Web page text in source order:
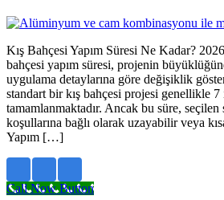
Kış Bahçesi Yapım Süresi Ne Kadar?
bahçesi yapım süresi, projenin
uygulama detaylarına göre değişiklik
standart bir kış bahçesi projesi genellikle 7
tamamlanmaktadır. Ancak bu süre,
koşullarına bağlı olarak uzayabilir veya
Yapım […]
Call Now Button